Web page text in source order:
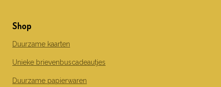
Shop
Duurzame kaarten
Unieke brievenbuscadeautjes
Duurzame papierwaren